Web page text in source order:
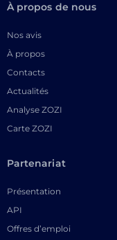
À propos de nous
Nos avis
À propos
Contacts
Actualités
Analyse ZOZI
Carte ZOZI
Partenariat
Présentation
API
Offres d’emploi